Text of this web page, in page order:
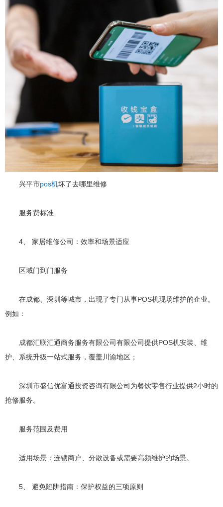
兴平市‌pos机坏了去哪里维修
服务费标准
4、 家居维修公司：效率和场景适应
区域门到门服务
在成都、深圳等城市，出现了专门从事POS机现场维护的企业。
例如：
成都汇联汇通商务服务有限公司有限公司提供POS机安装、维
护、系统升级一站式服务，覆盖川渝地区；
深圳市盛信优富通投资咨询有限公司为餐饮零售行业提供2小时的
抢修服务。
服务范围及费用
适用场景：连锁商户、分散设备或需要高频维护的场景。
5、 避免陷阱指南：保护权益的三项原则